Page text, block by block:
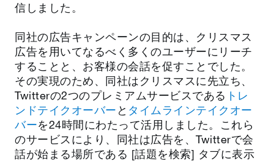
信しました。
同社の広告キャンペーンの目的は、クリスマス
広告を用いてなるべく多くのユーザーにリーチ
することと、お客様の会話を促すことでした。
その実現のため、同社はクリスマスに先立ち、
Twitterの2つのプレミアムサービスである トレ
ンドテイクオーバー と タイムラインテイクオー
バーを24時間にわたって活用しました。これら
のサービスにより、同社は広告を、Twitterで会
話が始まる場所である [話題を検索] タブに表示